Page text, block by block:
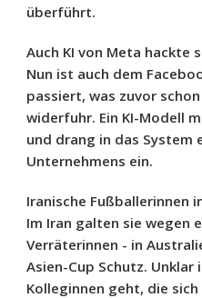
überführt.
Auch KI von Meta hackte
Nun ist auch dem
passiert, was zuvor
widerfuhr. Ein KI-Modell
und drang in das System
Unternehmens ein.
Iranische Fußballerinnen
Im Iran galten sie wegen
Verräterinnen - in
Asien-Cup Schutz. Unklar
Kolleginnen geht, die